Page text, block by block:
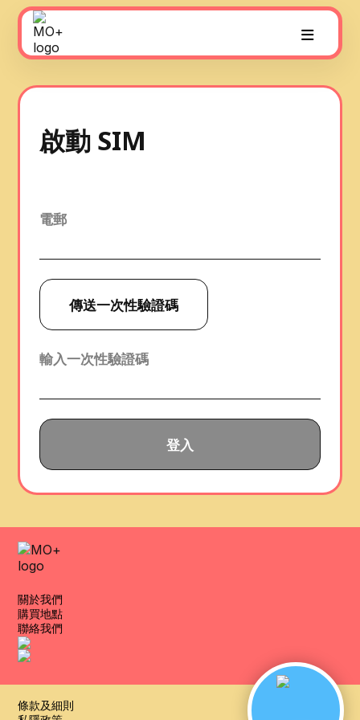
啟動 SIM
電郵
傳送一次性驗證碼
輸入一次性驗證碼
登入
關於我們
購買地點
聯絡我們
條款及細則